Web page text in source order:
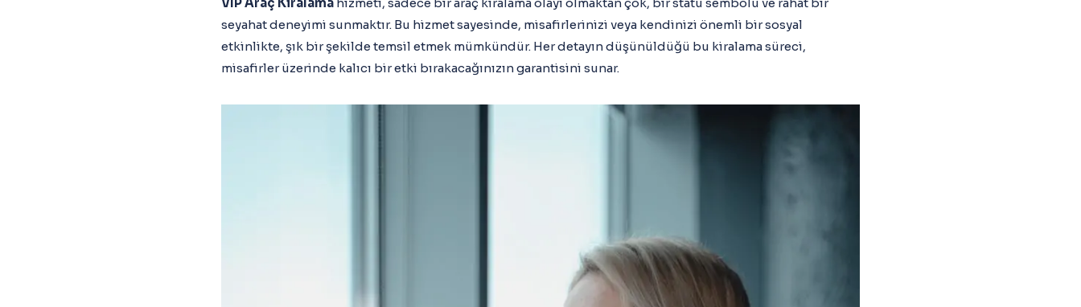
seyahat deneyimi sunmaktır. Bu hizmet sayesinde, misafirlerinizi veya kendinizi önemli bir sosyal
etkinlikte, şık bir şekilde temsil etmek mümkündür. Her detayın düşünüldüğü bu kiralama süreci,
misafirler üzerinde kalıcı bir etki bırakacağınızın garantisini sunar.